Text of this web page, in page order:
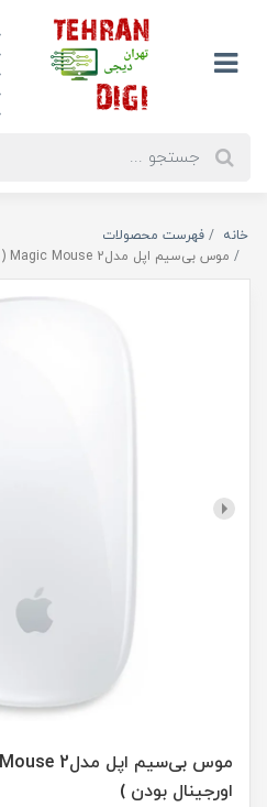
خانه
فهرست محصولات
موس بی‌سیم اپل مدلMagic Mouse 2 ( به شرط اورجینال بودن )
اورجینال بودن )